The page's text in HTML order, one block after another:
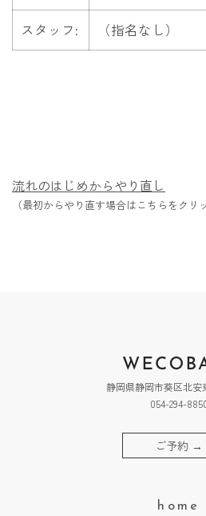
スタッフ: （指名なし）
流れのはじめからやり直し
（最初からやり直す場合はこちらをクリ
静岡県静岡市葵区北安
054-294-
ご予約 →
home